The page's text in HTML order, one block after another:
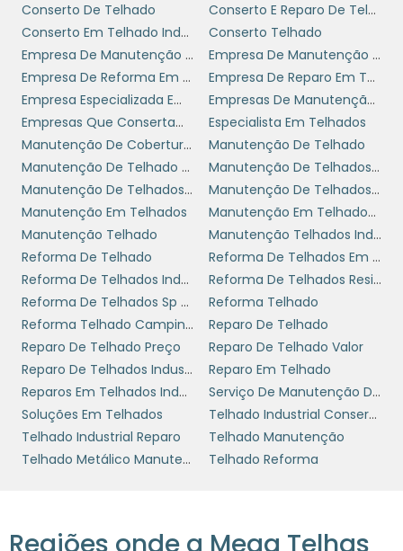
custos adicionais, assegurando que o projeto
esteja dentro do cronograma e do
orçamento. Fornecer relatórios detalhados de
avaliação pode agregar valor ao serviço e
aumentar a confiança dos clientes na sua
expertise.
O planejamento adequado também envolve
o uso de materiais e soluções que combinem
com o estilo arquitetônico do imóvel e a
preferência dos moradores. Ao oferecer um
serviço personalizado, você conquista não
apenas a satisfação imediata do cliente, mas
também a chance de referências e novos
contratos, uma vez que imóveis bem
reformados se tornam vitrine do seu trabalho.
SUSTENTABILIDADE EM
TELHADOS
A sustentabilidade é mais do que uma
que reduzem o impacto ambiental, como
Conserto De Telhado
Conserto E Reparo De Telhado Zn De Sp
Conserto Em Telhado Industrial
Conserto Telhado
Empresa De Manutenção De Coberturas
Empresa De Manutenção De Telhados Industriais
Empresa De Reforma Em Telhado Industrial
Empresa De Reparo Em Telhas Metálicas
Empresa Especializada Em Telhados
Empresas De Manutenção De Telhados
Empresas Que Consertam Telhados
Especialista Em Telhados
Manutenção De Coberturas
Manutenção De Telhado
Manutenção De Telhado De Galpão
Manutenção De Telhados Em Sp
Manutenção De Telhados Industriais
Manutenção De Telhados Industriais Sp
Manutenção Em Telhados
Manutenção Em Telhados Industriais
Manutenção Telhado
Manutenção Telhados Industriais
Reforma De Telhado
Reforma De Telhados Em Sp
Reforma De Telhados Industriais
Reforma De Telhados Residenciais
Reforma De Telhados Sp Zona Leste
Reforma Telhado
Reforma Telhado Campinas
Reparo De Telhado
Reparo De Telhado Preço
Reparo De Telhado Valor
Reparo De Telhados Industriais Sp
Reparo Em Telhado
Reparos Em Telhados Industriais
Serviço De Manutenção De Telhado
Soluções Em Telhados
Telhado Industrial Conserto
Telhado Industrial Reparo
Telhado Manutenção
Telhado Metálico Manutenção
Telhado Reforma